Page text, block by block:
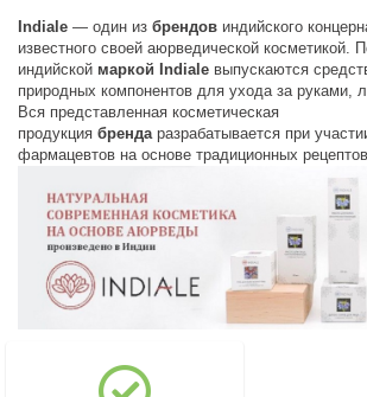
Indiale — один избрендов индийского
известного своей аюрведической косметикой.
индийской маркой Indiale выпускаются
природных компонентов для ухода за руками,
Вся представленная косметическая
продукциябренда разрабатывается при
фармацевтов на основе традиционных